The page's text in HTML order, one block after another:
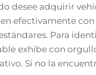
desee adquirir
efectivamente con
Para
exhibe con
Si no la